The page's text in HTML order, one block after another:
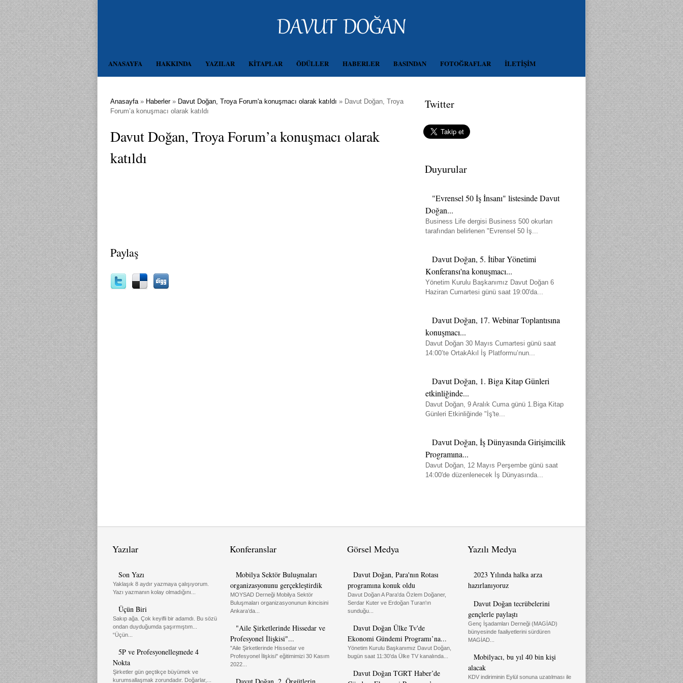
ANASAYFA HAKKINDA YAZILAR KİTAPLAR ÖDÜLLER HABERLER BASINDAN FOTOĞRAFLAR İLETİŞİM
Anasayfa» Haberler» Davut Doğan, Troya Forum'a konuşmacı olarak katıldı » Davut Doğan, Troya
Forum’a konuşmacı olarak katıldı
Davut Doğan, Troya Forum’a konuşmacı olarak
katıldı
Paylaş
Twitter
Duyurular
"Evrensel 50 İş İnsanı" listesinde Davut
Doğan...
Business Life dergisi Business 500 okurları
tarafından belirlenen "Evrensel 50 İş...
Davut Doğan, 5. İtibar Yönetimi
Konferansı'na konuşmacı...
Yönetim Kurulu Başkanımız Davut Doğan 6
Haziran Cumartesi günü saat 19:00'da...
Davut Doğan, 17. Webinar Toplantısına
konuşmacı...
Davut Doğan 30 Mayıs Cumartesi günü saat
14:00’te OrtakAkıl İş Platformu’nun...
Davut Doğan, 1. Biga Kitap Günleri
etkinliğinde...
Davut Doğan, 9 Aralık Cuma günü 1.Biga Kitap
Günleri Etkinliğinde "İş'te...
Davut Doğan, İş Dünyasında Girişimcilik
Programına...
Davut Doğan, 12 Mayıs Perşembe günü saat
14:00'de düzenlenecek İş Dünyasında...
Yazılar
Son Yazı
Yaklaşık 8 aydır yazmaya çalışıyorum.
Yazı yazmanın kolay olmadığını...
Üçün Biri
Sakıp ağa. Çok keyifli bir adamdı. Bu sözü
ondan duyduğumda şaşırmıştım...
“Üçün...
5P ve Profesyonelleşmede 4
Nokta
Şirketler gün geçtikçe büyümek ve
kurumsallaşmak zorundadır. Doğarlar,...
Konferanslar
Mobilya Sektör Buluşmaları
organizasyonunu gerçekleştirdik
MOYSAD Derneği Mobilya Sektör
Buluşmaları organizasyonunun ikincisini
Ankara’da...
"Aile Şirketlerinde Hissedar ve
Profesyonel İlişkisi"...
"Aile Şirketlerinde Hissedar ve
Profesyonel İlişkisi" eğitimimizi 30 Kasım
2022...
Görsel Medya
Davut Doğan, Para'nın Rotası
programına konuk oldu
Davut Doğan A Para'da Özlem Doğaner,
Serdar Kuter ve Erdoğan Turan'ın
sunduğu...
Davut Doğan Ülke Tv'de
Ekonomi Gündemi Programı’na...
Yönetim Kurulu Başkanımız Davut Doğan,
bugün saat 11:30’da Ülke TV kanalında...
Davut Doğan TGRT Haber’de
Yazılı Medya
2023 Yılında halka arza
hazırlanıyoruz
Davut Doğan tecrübelerini
gençlerle paylaştı
Genç İşadamları Derneği (MAGİAD)
bünyesinde faaliyetlerini sürdüren
MAGİAD...
Mobilyacı, bu yıl 40 bin kişi
alacak
KDV indiriminin Eylül sonuna uzatılması ile